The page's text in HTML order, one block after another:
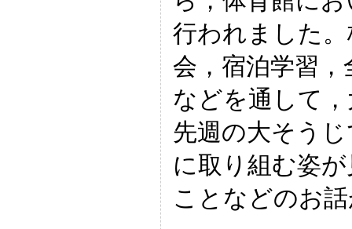
行われました
会，宿泊学習
などを通して
先週の大そう
に取り組む姿
ことなどのお